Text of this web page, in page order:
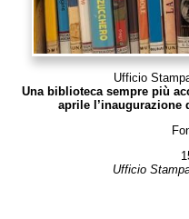
Ufficio
Una biblioteca sempre più
aprile l’inaugurazione
Ufficio